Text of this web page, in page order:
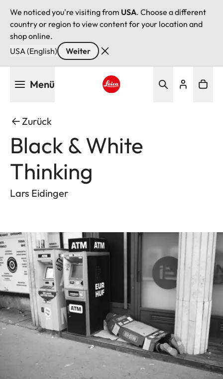
We noticed you're visiting from USA. Choose a different
country or region to view content for your location and
shop online.
USA (English)
Weiter
Menü
Zurück
Black & White
Thinking
Lars Eidinger